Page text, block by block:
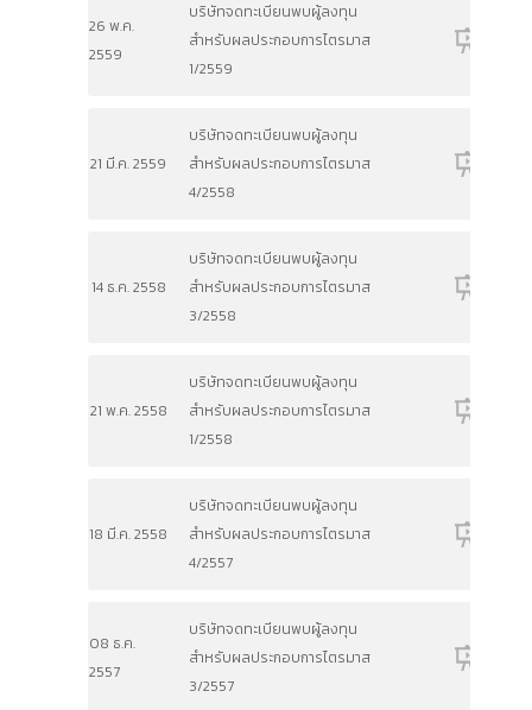
26 พ.ค.
2559
บริษัทจดทะเบียนพบผู้ลงทุน
สำหรับผลประกอบการไตรมาส
1/2559
21 มี.ค. 2559
บริษัทจดทะเบียนพบผู้ลงทุน
สำหรับผลประกอบการไตรมาส
4/2558
14 ธ.ค. 2558
บริษัทจดทะเบียนพบผู้ลงทุน
สำหรับผลประกอบการไตรมาส
3/2558
21 พ.ค. 2558
บริษัทจดทะเบียนพบผู้ลงทุน
สำหรับผลประกอบการไตรมาส
1/2558
18 มี.ค. 2558
บริษัทจดทะเบียนพบผู้ลงทุน
สำหรับผลประกอบการไตรมาส
4/2557
08 ธ.ค.
2557
บริษัทจดทะเบียนพบผู้ลงทุน
สำหรับผลประกอบการไตรมาส
3/2557